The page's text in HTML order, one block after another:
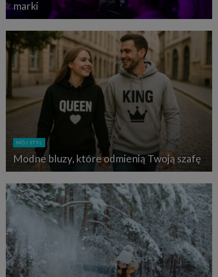
marki
MÓJ STYL
Modne bluzy, które odmienią Twoją szafę